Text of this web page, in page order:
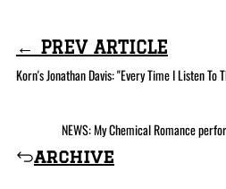
← PREV ARTICLE
Korn's Jonathan Davis: "Every Time I Listen To
archive
NEWS: My Chemical Romance